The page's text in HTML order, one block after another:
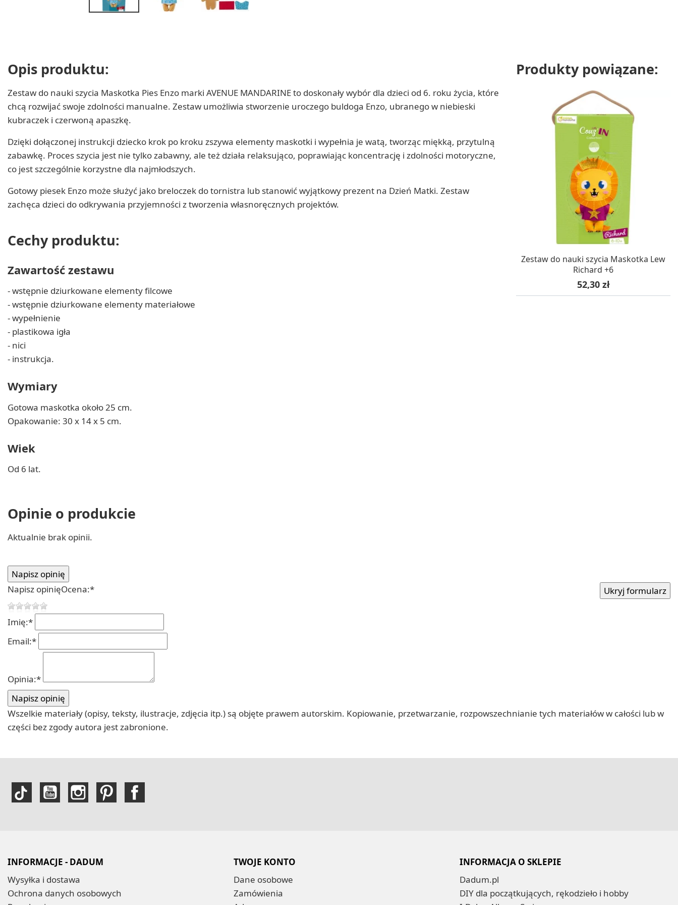
Opis produktu:
Zestaw do nauki szycia Maskotka Pies Enzo marki AVENUE MANDARINE to doskonały wybór dla dzieci od 6. roku życia, które
chcą rozwijać swoje zdolności manualne. Zestaw umożliwia stworzenie uroczego buldoga Enzo, ubranego w niebieski
kubraczek i czerwoną apaszkę.
Dzięki dołączonej instrukcji dziecko krok po kroku zszywa elementy maskotki i wypełnia je watą, tworząc miękką, przytulną
zabawkę. Proces szycia jest nie tylko zabawny, ale też działa relaksująco, poprawiając koncentrację i zdolności motoryczne,
co jest szczególnie korzystne dla najmłodszych.
Gotowy piesek Enzo może służyć jako breloczek do tornistra lub stanowić wyjątkowy prezent na Dzień Matki. Zestaw
zachęca dzieci do odkrywania przyjemności z tworzenia własnoręcznych projektów.
Cechy produktu:
Zawartość zestawu
- wstępnie dziurkowane elementy filcowe
- wstępnie dziurkowane elementy materiałowe
- wypełnienie
- plastikowa igła
- nici
- instrukcja.
Wymiary
Gotowa maskotka około 25 cm.
Opakowanie: 30 x 14 x 5 cm.
Wiek
Od 6 lat.
Produkty powiązane:
W MAGAZYNIE, DOSTAWA 24H
Zestaw do nauki szycia Maskotka Lew
Richard +6
Cena
52,30 zł
Opinie o produkcie
Aktualnie brak opinii.
Napisz opinięOcena:*
Imię:*
Email:*
Opinia:*
Wszelkie materiały (opisy, teksty, ilustracje, zdjęcia itp.) są objęte prawem autorskim. Kopiowanie, przetwarzanie, rozpowszechnianie tych materiałów w całości lub w
części bez zgody autora jest zabronione.
INFORMACJE - DADUM
Wysyłka i dostawa
Ochrona danych osobowych
TWOJE KONTO
Dane osobowe
Zamówienia
INFORMACJA O SKLEPIE
Dadum.pl
DIY dla początkujących, rękodzieło i hobby